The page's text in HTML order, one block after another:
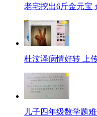
老宅挖出6斤金元宝
杜汶泽病情好转 上
儿子四年级数学题